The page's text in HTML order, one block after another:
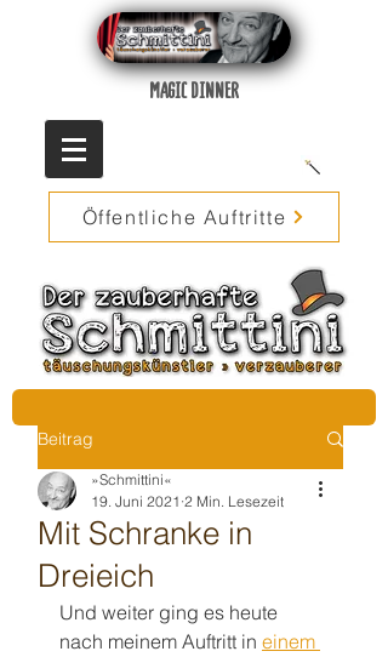
MAGIC DINNER
Öffentliche Auftritte
Beitrag
Mit Schranke in
Dreieich
»Schmittini«
19. Juni 2021 2 Min. Lesezeit
Und weiter ging es heute
nach meinem Auftritt in einem